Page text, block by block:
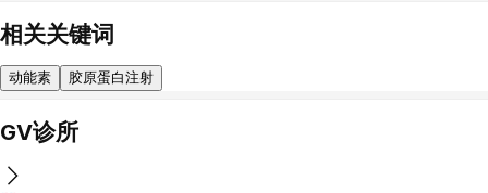
相关关键词
动能素 胶原蛋白注射
GV诊所